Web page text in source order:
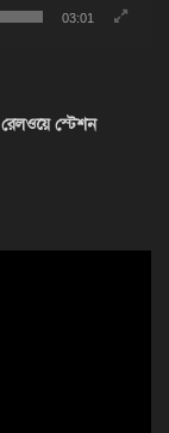
03:01
রেলওয়ে স্টেশন